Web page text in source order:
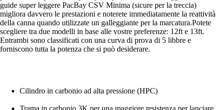
guide super leggere PacBay CSV Minima (sicure per la treccia)
migliora davvero le prestazioni e noterete immediatamente la reattività
della canna quando utilizzate un galleggiante per la marcatura.Potete
scegliere tra due modelli in base alle vostre preferenze: 12ft e 13ft.
Entrambi sono classificati con una curva di prova di 5 libbre e
forniscono tutta la potenza che si può desiderare.
Cilindro in carbonio ad alta pressione (HPC)
Trama in carbonio 3K per una maggiore resistenza per lanciare